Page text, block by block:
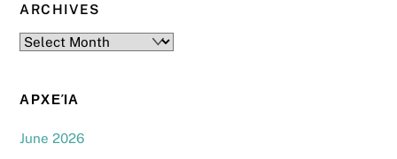
ARCHIVES
Archives
ΑΡΧΕΊΑ
June 2026